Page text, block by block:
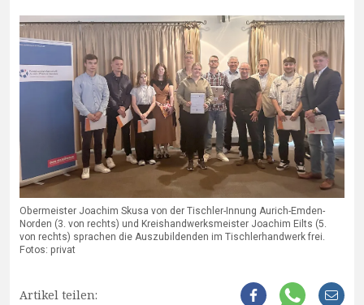
Obermeister Joachim Skusa von der Tischler-Innung Aurich-Emden-
Norden (3. von rechts) und Kreishandwerksmeister Joachim Eilts (5.
von rechts) sprachen die Auszubildenden im Tischlerhandwerk frei.
Fotos: privat
Artikel teilen: